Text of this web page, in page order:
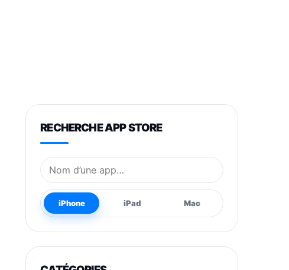
RECHERCHE APP STORE
Nom de l’application
iPhone iPad Mac